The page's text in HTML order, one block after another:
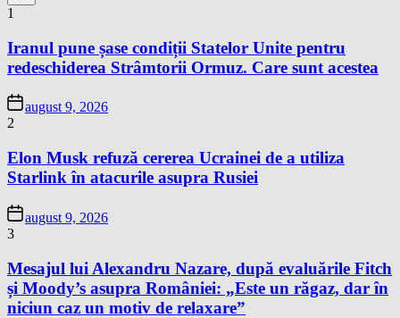
1
Iranul pune șase condiții Statelor Unite pentru
redeschiderea Strâmtorii Ormuz. Care sunt acestea
august 9, 2026
2
Elon Musk refuză cererea Ucrainei de a utiliza
Starlink în atacurile asupra Rusiei
august 9, 2026
3
Mesajul lui Alexandru Nazare, după evaluările Fitch
și Moody’s asupra României: „Este un răgaz, dar în
niciun caz un motiv de relaxare”